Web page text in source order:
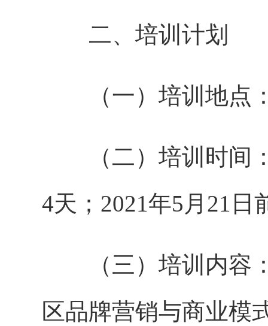
二、培训计划
（一）培训地点
（二）培训时间：
4天；2021年5月21日
（三）培训内容：
区品牌营销与商业模